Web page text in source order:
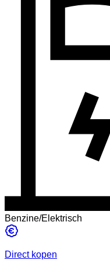
Benzine/Elektrisch
Direct kopen